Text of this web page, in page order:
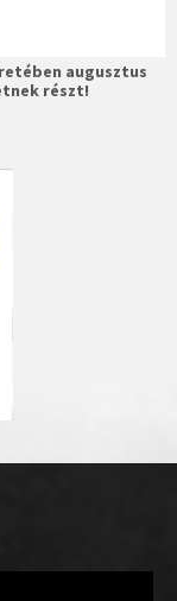
augusztus
részt!